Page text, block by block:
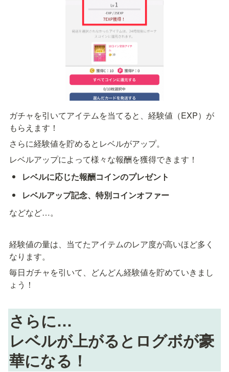
ガチャを引いてアイテムを当てると、経験値（EXP）が
もらえます！
さらに経験値を貯めるとレベルがアップ。
レベルアップによって様々な報酬を獲得できます！
レベルに応じた報酬コインのプレゼント
レベルアップ記念、特別コインオファー
などなど…。
経験値の量は、当てたアイテムのレア度が高いほど多く
なります。
毎日ガチャを引いて、どんどん経験値を貯めていきまし
ょう！
さらに…
レベルが上がるとログボが豪
華になる！